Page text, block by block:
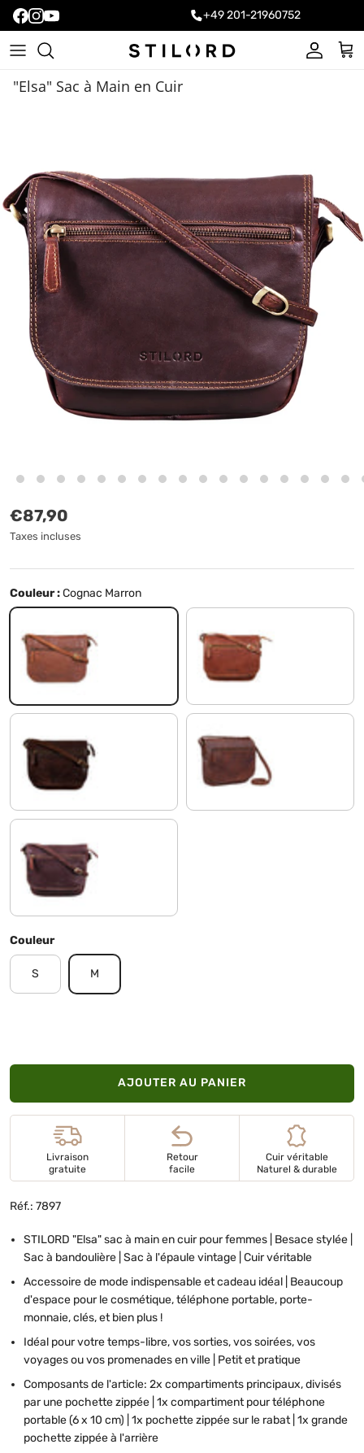
+49 201-21960752
Compte
"Elsa" Sac à Main en Cuir
Prix habituel
€87,90
Taxes incluses
Couleur :Cognac Marron
Cognac Marron dakota - marron
tisco - marron tisco - cognac
cognac - marron foncé
Couleur
S M
AJOUTER AU PANIER
Livraison
gratuite
Retour
facile
Cuir véritable
Naturel & durable
Réf.: 7897
STILORD "Elsa" sac à main en cuir pour femmes | Besace stylée |
Sac à bandoulière | Sac à l'épaule vintage | Cuir véritable
Accessoire de mode indispensable et cadeau idéal | Beaucoup
d'espace pour le cosmétique, téléphone portable, porte-
monnaie, clés, et bien plus !
Idéal pour votre temps-libre, vos sorties, vos soirées, vos
voyages ou vos promenades en ville | Petit et pratique
Composants de l'article: 2x compartiments principaux, divisés
par une pochette zippée | 1x compartiment pour téléphone
portable (6 x 10 cm) | 1x pochette zippée sur le rabat | 1x grande
pochette zippée à l'arrière